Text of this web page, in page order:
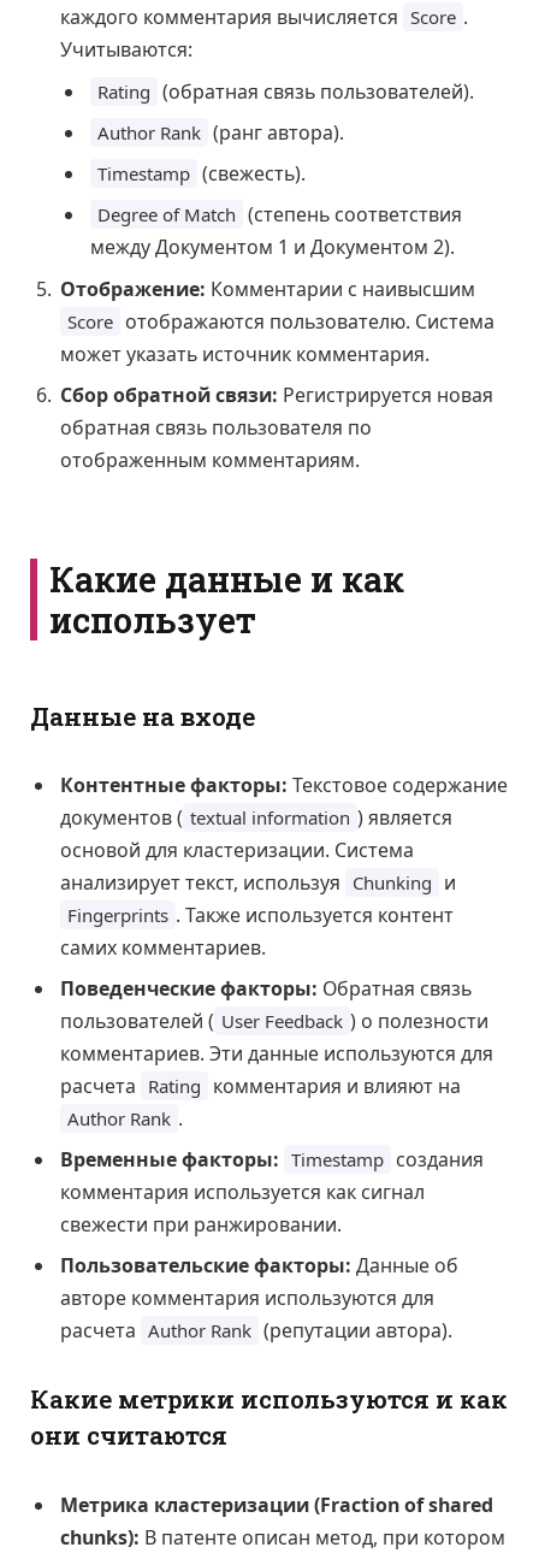
каждого комментария вычисляется Score .
Учитываются:
Rating (обратная связь пользователей).
Author Rank (ранг автора).
Timestamp (свежесть).
Degree of Match (степень соответствия
между Документом 1 и Документом 2).
Отображение: Комментарии с наивысшим
Score отображаются пользователю. Система
может указать источник комментария.
Сбор обратной связи: Регистрируется новая
обратная связь пользователя по
отображенным комментариям.
Какие данные и как
использует
Данные на входе
Контентные факторы: Текстовое содержание
документов ( textual information ) является
основой для кластеризации. Система
анализирует текст, используя Chunking и
Fingerprints . Также используется контент
самих комментариев.
Поведенческие факторы: Обратная связь
пользователей ( User Feedback ) о полезности
комментариев. Эти данные используются для
расчета Rating комментария и влияют на
Author Rank .
Временные факторы: Timestamp создания
комментария используется как сигнал
свежести при ранжировании.
Пользовательские факторы: Данные об
авторе комментария используются для
расчета Author Rank (репутации автора).
Какие метрики используются и как
они считаются
Метрика кластеризации (Fraction of shared
chunks): В патенте описан метод, при котором